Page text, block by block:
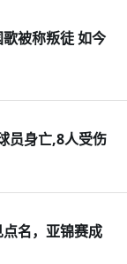
被称叛徒 如今
员身亡,8人受伤
名，亚锦赛成